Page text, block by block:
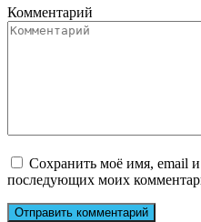
Комментарий
Сохранить моё имя, email и
последующих моих